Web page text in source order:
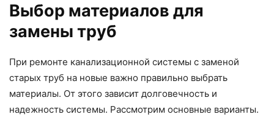
Выбор материалов для
замены труб
При ремонте канализационной системы с заменой
старых труб на новые важно правильно выбрать
материалы. От этого зависит долговечность и
надежность системы. Рассмотрим основные варианты.